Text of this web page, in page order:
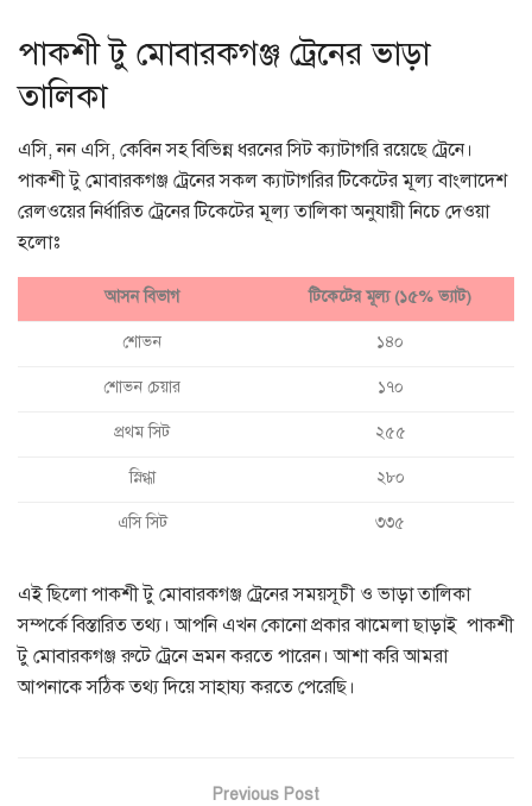
পাকশী টু মোবারকগঞ্জ ট্রেনের ভাড়া
তালিকা
এসি, নন এসি, কেবিন সহ বিভিন্ন ধরনের সিট ক্যাটাগরি রয়েছে ট্রেনে।
পাকশী টু মোবারকগঞ্জ ট্রেনের সকল ক্যাটাগরির টিকেটের মূল্য বাংলাদেশ
রেলওয়ের নির্ধারিত ট্রেনের টিকেটের মূল্য তালিকা অনুযায়ী নিচে দেওয়া
হলোঃ
আসন বিভাগ টিকেটের মূল্য (১৫% ভ্যাট)
শোভন ১৪০
শোভন চেয়ার ১৭০
প্রথম সিট ২৫৫
স্নিগ্ধা ২৮০
এসি সিট ৩৩৫
এই ছিলো পাকশী টু মোবারকগঞ্জ ট্রেনের সময়সূচী ও ভাড়া তালিকা
সম্পর্কে বিস্তারিত তথ্য। আপনি এখন কোনো প্রকার ঝামেলা ছাড়াই পাকশী
টু মোবারকগঞ্জ রুটে ট্রেনে ভ্রমন করতে পারেন। আশা করি আমরা
আপনাকে সঠিক তথ্য দিয়ে সাহায্য করতে পেরেছি।
Previous Post